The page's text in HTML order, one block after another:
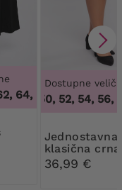
58, 60/62
64,50, 52, 54, 58,
Dostupne
46, 50, 52, 54, 56,
Jednostavna
klasična crna
suknja
36,99 €